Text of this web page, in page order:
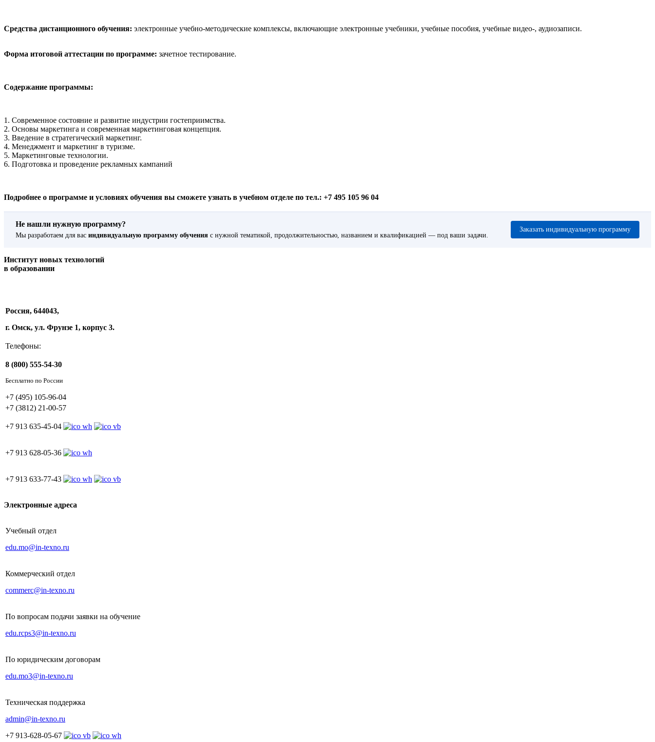
Средства дистанционного обучения: электронные учебно-методические комплексы, включающие электронные учебники, учебные пособия, учебные видео-, аудиозаписи.
Форма итоговой аттестации по программе: зачетное тестирование.
Содержание программы:
1. Современное состояние и развитие индустрии гостеприимства.
2. Основы маркетинга и современная маркетинговая концепция.
3. Введение в стратегический маркетинг.
4. Менеджмент и маркетинг в туризме.
5. Маркетинговые технологии.
6. Подготовка и проведение рекламных кампаний
Подробнее о программе и условиях обучения вы сможете узнать в учебном отделе по тел.: +7 495 105 96 04
Не нашли нужную программу?
Мы разработаем для вас индивидуальную программу обучения с нужной тематикой, продолжительностью, названием и квалификацией — под ваши задачи.
Заказать индивидуальную программу
Институт новых технологий
в образовании
Россия, 644043,
г. Омск, ул. Фрунзе 1, корпус 3.
Телефоны:
8 (800) 555-54-30
Бесплатно по России
+7 (495) 105-96-04
+7 (3812) 21-00-57
+7 913 635-45-04
+7 913 628-05-36
+7 913 633-77-43
Электронные адреса
Учебный отдел
edu.mo@in-texno.ru
Коммерческий отдел
commerc@in-texno.ru
По вопросам подачи заявки на обучение
edu.rcps3@in-texno.ru
По юридическим договорам
edu.mo3@in-texno.ru
Техническая поддержка
admin@in-texno.ru
+7 913-628-05-67